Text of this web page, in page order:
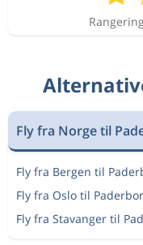
Fly fra Norge til
Fly fra Bergen til
Fly fra Oslo til
Fly fra Stavanger til